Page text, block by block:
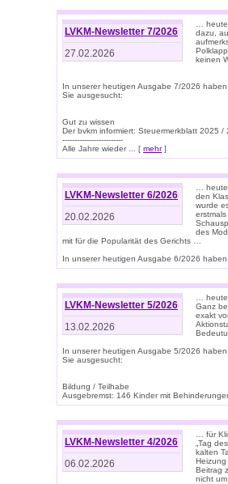
LVKM-Newsletter 7/2026
27.02.2026
…
dazu,
keinen
In unserer heutigen Ausgabe 7/2026
Sie ausgesucht:
Gut zu wissen
Der bvkm informiert: Steuermerkblatt 2025 /
-------------------------
Alle Jahre wieder ... [ mehr]
LVKM-Newsletter 6/2026
20.02.2026
…
den
wurde
des
mit für die Popularität des Gerichts …
In unserer heutigen Ausgabe 6/2026
LVKM-Newsletter 5/2026
13.02.2026
…
Ganz
exakt
In unserer heutigen Ausgabe 5/2026
Sie ausgesucht:
Bildung / Teilhabe
Ausgebremst: 146 Kinder mit
LVKM-Newsletter 4/2026
06.02.2026
… für
„Tag
kalten
Beitrag
nicht